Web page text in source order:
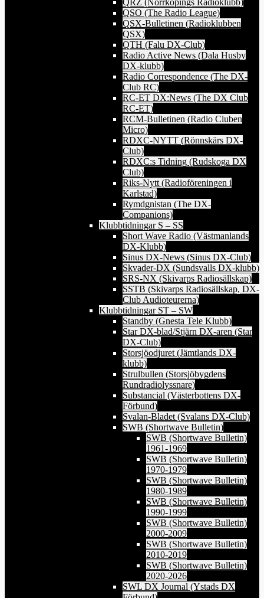
QSO (The Radio League)
QSX-Bulletinen (Radioklubben
QSX)
QTH (Falu DX-Club)
Radio Active News (Dala Husby
DX-klubb)
Radio Correspondence (The DX-
Club RC)
RC-ET DX:News (The DX Club
RC-ET)
RCM-Bulletinen (Radio Cluben
Micro)
RDXC-NYTT (Rönnskärs DX-
Club)
RDXC:s Tidning (Rudskoga DX
Club)
Riks-Nytt (Radioföreningen i
Karlstad)
Rymdgnistan (The DX-
Companions)
Klubbtidningar S – SS
Short Wave Radio (Västmanlands
DX-Klubb)
Sinus DX-News (Sinus DX-Club)
Skvader-DX (Sundsvalls DX-klubb)
SRS-NX (Skivarps Radiosällskap)
SSTB (Skivarps Radiosällskap, DX-
Club Audioteurerna)
Klubbtidningar ST – SW
Standby (Gnesta Tele Klubb)
Star DX-blad/Stjärn DX-aren (Star
DX-Club)
Storsjöodjuret (Jämtlands DX-
klubb)
Strulbullen (Storsjöbygdens
Rundradiolyssnare)
Substancial (Västerbottens DX-
Förbund)
Svalan-Bladet (Svalans DX-Club)
SWB (Shortwave Bulletin)
SWB (Shortwave Bulletin)
1961-1969
SWB (Shortwave Bulletin)
1970-1979
SWB (Shortwave Bulletin)
1980-1989
SWB (Shortwave Bulletin)
1990-1999
SWB (Shortwave Bulletin)
2000-2009
SWB (Shortwave Bulletin)
2010-2019
SWB (Shortwave Bulletin)
2020-2026
SWL DX Journal (Ystads DX